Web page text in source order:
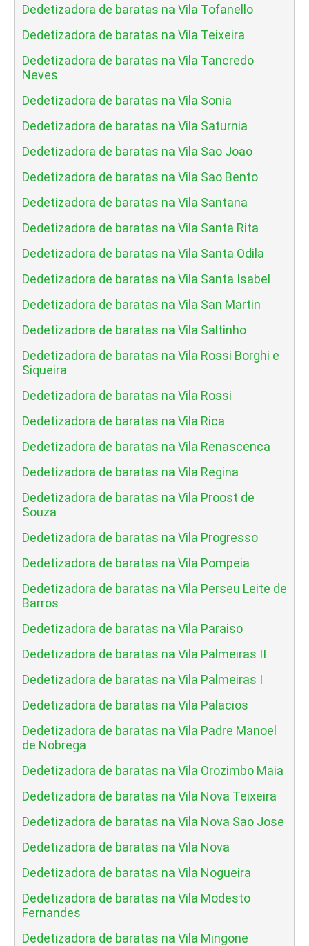
Dedetizadora de baratas na Vila Tofanello
Dedetizadora de baratas na Vila Teixeira
Dedetizadora de baratas na Vila Tancredo
Neves
Dedetizadora de baratas na Vila Sonia
Dedetizadora de baratas na Vila Saturnia
Dedetizadora de baratas na Vila Sao Joao
Dedetizadora de baratas na Vila Sao Bento
Dedetizadora de baratas na Vila Santana
Dedetizadora de baratas na Vila Santa Rita
Dedetizadora de baratas na Vila Santa Odila
Dedetizadora de baratas na Vila Santa Isabel
Dedetizadora de baratas na Vila San Martin
Dedetizadora de baratas na Vila Saltinho
Dedetizadora de baratas na Vila Rossi Borghi e
Siqueira
Dedetizadora de baratas na Vila Rossi
Dedetizadora de baratas na Vila Rica
Dedetizadora de baratas na Vila Renascenca
Dedetizadora de baratas na Vila Regina
Dedetizadora de baratas na Vila Proost de
Souza
Dedetizadora de baratas na Vila Progresso
Dedetizadora de baratas na Vila Pompeia
Dedetizadora de baratas na Vila Perseu Leite de
Barros
Dedetizadora de baratas na Vila Paraiso
Dedetizadora de baratas na Vila Palmeiras II
Dedetizadora de baratas na Vila Palmeiras I
Dedetizadora de baratas na Vila Palacios
Dedetizadora de baratas na Vila Padre Manoel
de Nobrega
Dedetizadora de baratas na Vila Orozimbo Maia
Dedetizadora de baratas na Vila Nova Teixeira
Dedetizadora de baratas na Vila Nova Sao Jose
Dedetizadora de baratas na Vila Nova
Dedetizadora de baratas na Vila Nogueira
Dedetizadora de baratas na Vila Modesto
Fernandes
Dedetizadora de baratas na Vila Mingone